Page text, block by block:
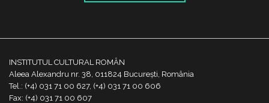
INSTITUTUL CULTURAL ROMÂN
Aleea Alexandru nr. 38, 011824 București, România
Tel.: (+4) 031 71 00 627, (+4) 031 71 00 606
Fax: (+4) 031 71 00 607